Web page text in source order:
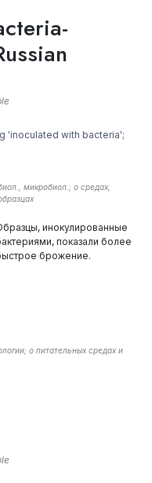
'inoculated with bacteria';
микробиол.; о средах,
инокулированные
показали более
брожение.
о питательных средах и